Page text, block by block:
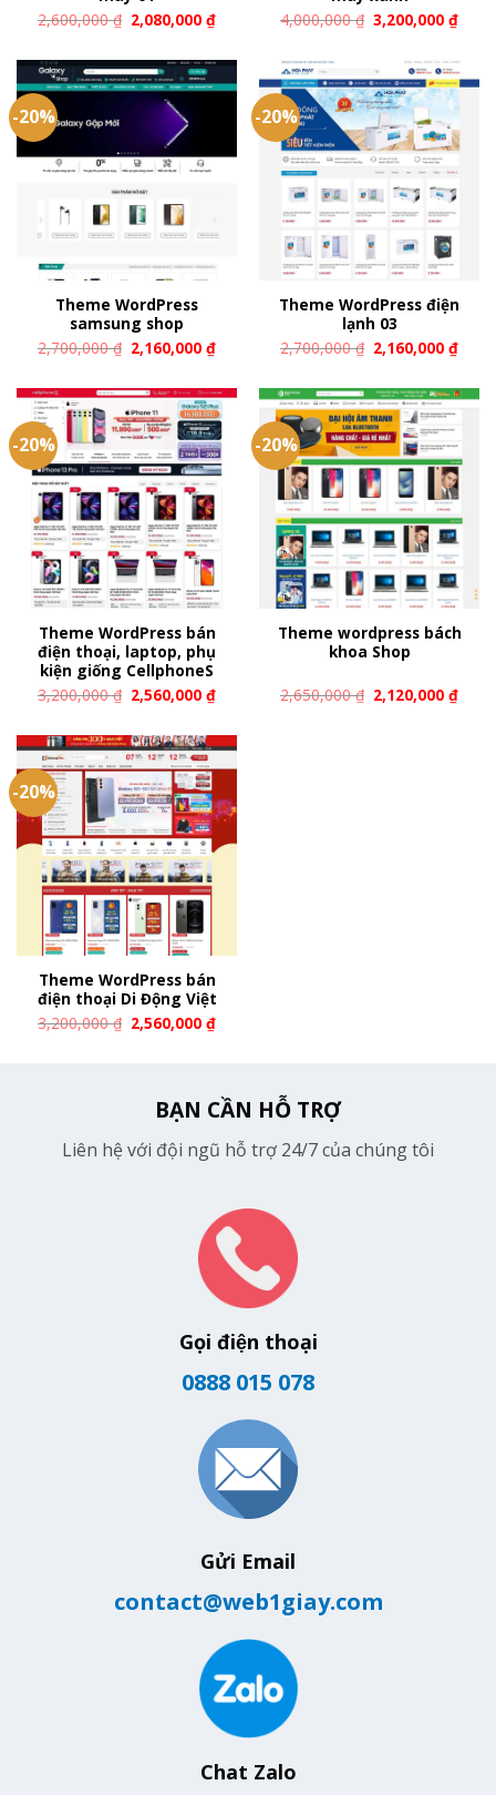
2,600,000₫ 2,080,000₫
4,000,000₫ 3,200,000₫
-20%
Theme WordPress
samsung shop
2,700,000₫ 2,160,000₫
-20%
Theme WordPress điện
lạnh 03
2,700,000₫ 2,160,000₫
-20%
Theme WordPress bán
điện thoại, laptop, phụ
kiện giống CellphoneS
3,200,000₫ 2,560,000₫
-20%
Theme wordpress bách
khoa Shop
2,650,000₫ 2,120,000₫
-20%
Theme WordPress bán
điện thoại Di Động Việt
3,200,000₫ 2,560,000₫
BẠN CẦN HỖ TRỢ
Liên hệ với đội ngũ hỗ trợ 24/7 của chúng tôi
Gọi điện thoại
0888 015 078
Gửi Email
contact@web1giay.com
Chat Zalo